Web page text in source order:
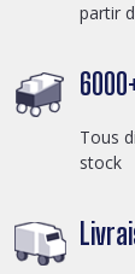
partir
Tous
stock